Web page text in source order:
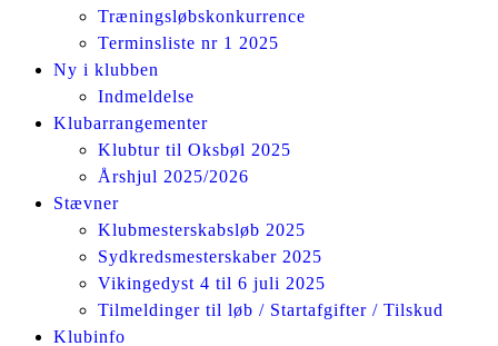
Træningsløbskonkurrence
Terminsliste nr 1 2025
Ny i klubben
Indmeldelse
Klubarrangementer
Klubtur til Oksbøl 2025
Årshjul 2025/2026
Stævner
Klubmesterskabsløb 2025
Sydkredsmesterskaber 2025
Vikingedyst 4 til 6 juli 2025
Tilmeldinger til løb / Startafgifter / Tilskud
Klubinfo